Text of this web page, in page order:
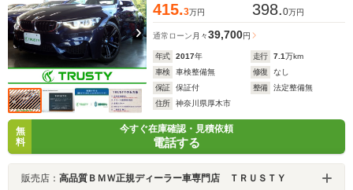
415.3万円 398.0万円
通常ローン 月々39,700円
年式 2017年 走行 7.1万km
車検
車検整備無 修復
なし
保証
保証付 整備
法定整備無
住所
神奈川県厚木市
無
料
今すぐ在庫確認・見積依頼
電話する
販売店： 高品質ＢＭＷ正規ディーラー車専門店 ＴＲＵＳＴＹ